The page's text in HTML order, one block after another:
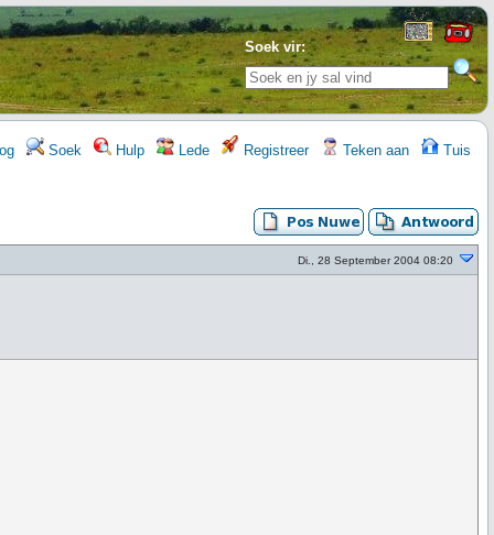
Soek vir:
Soek Hulp Lede Registreer Teken aan Tuis
Di., 28 September 2004 08:20